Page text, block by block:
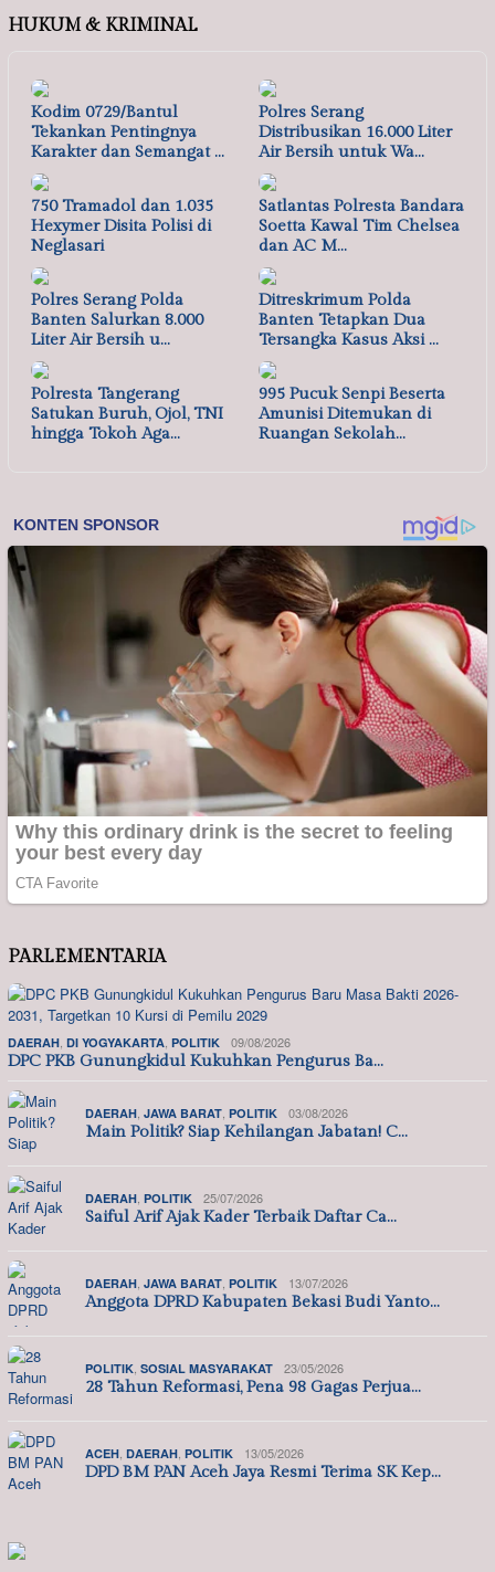
HUKUM & KRIMINAL
Kodim 0729/Bantul
Tekankan Pentingnya
Karakter dan Semangat …
Polres Serang
Distribusikan 16.000 Liter
Air Bersih untuk Wa…
750 Tramadol dan 1.035
Hexymer Disita Polisi di
Neglasari
Satlantas Polresta Bandara
Soetta Kawal Tim Chelsea
dan AC M…
Polres Serang Polda
Banten Salurkan 8.000
Liter Air Bersih u…
Ditreskrimum Polda
Banten Tetapkan Dua
Tersangka Kasus Aksi …
Polresta Tangerang
Satukan Buruh, Ojol, TNI
hingga Tokoh Aga…
995 Pucuk Senpi Beserta
Amunisi Ditemukan di
Ruangan Sekolah…
PARLEMENTARIA
DAERAH DI YOGYAKARTA POLITIK 09/08/2026
DPC PKB Gunungkidul Kukuhkan Pengurus Ba…
DAERAH JAWA BARAT POLITIK 03/08/2026
Main Politik? Siap Kehilangan Jabatan! C…
DAERAH POLITIK 25/07/2026
Saiful Arif Ajak Kader Terbaik Daftar Ca…
DAERAH JAWA BARAT POLITIK 13/07/2026
Anggota DPRD Kabupaten Bekasi Budi Yanto…
POLITIK SOSIAL MASYARAKAT 23/05/2026
28 Tahun Reformasi, Pena 98 Gagas Perjua…
ACEH DAERAH POLITIK 13/05/2026
DPD BM PAN Aceh Jaya Resmi Terima SK Kep…